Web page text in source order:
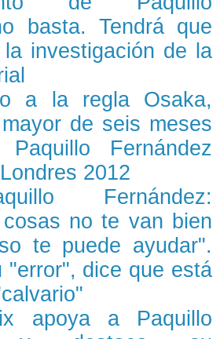
basta. Tendrá que
investigación de la
a la regla Osaka,
de seis meses
Fernández
2012
Fernández:
no te van bien
te puede ayudar".
"error", dice que está
apoya a Paquillo